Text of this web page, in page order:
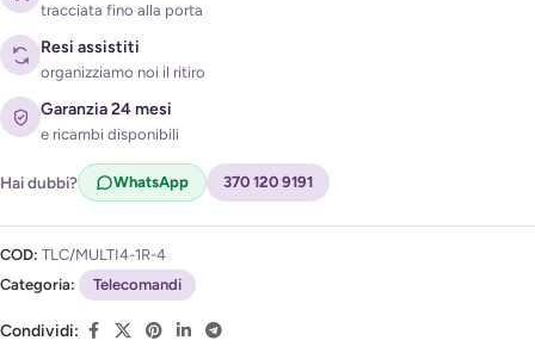
Acconsento al trattamento dei miei dati per ricevere
l'avviso di disponibilità (
tracciata fino alla porta
Resi assistiti
organizziamo noi il ritiro
Garanzia 24 mesi
e ricambi disponibili
Hai dubbi? WhatsApp 370 120 9191
COD: TLC/MULTI4-1R-4
Categoria:
Telecomandi
Condividi: